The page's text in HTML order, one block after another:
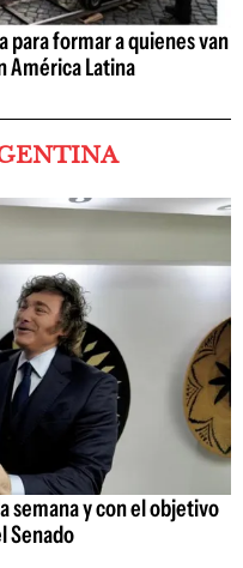
para formar a quienes van
América Latina
semana y con el objetivo
Senado